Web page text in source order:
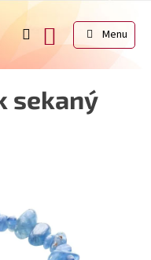
NÁKUPNÍ
KOŠÍK
sekaný